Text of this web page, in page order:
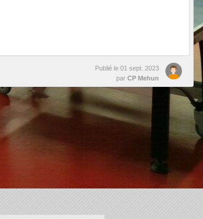
Publié le 01 sept. 2023
par CP Mehun